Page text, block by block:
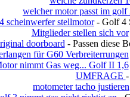
welcher motor passt im golf
scheinwerfer stellmotor- Golf 4
Mitglieder stellen sich vor
doorboard - Passen diese
für G60 Verbreiterrungen
nimmt Gas weg... Golf II 1,6
UMFRAGE
motometer tacho justieren